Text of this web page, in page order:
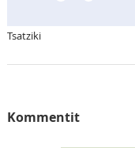
Tsatziki
Kommentit